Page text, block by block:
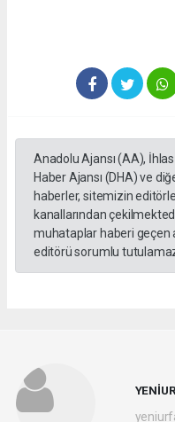
Anadolu Ajansı (AA),
Haber Ajansı (DHA) ve
haberler, sitemizin
kanallarından
muhataplar haberi geçen
editörü sorumlu